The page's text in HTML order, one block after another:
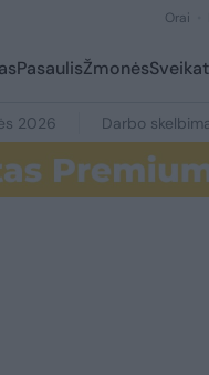
Orai
PasaulisŽmonės
2026 Darbo